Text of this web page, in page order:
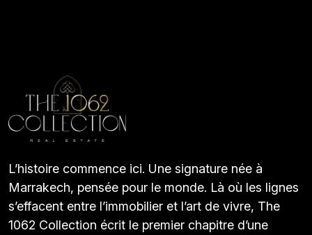
L’histoire commence ici. Une signature née à
Marrakech, pensée pour le monde. Là où les lignes
s’effacent entre l’immobilier et l’art de vivre, The
1062 Collection écrit le premier chapitre d’une